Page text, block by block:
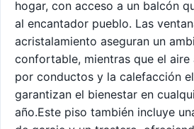
hogar, con acceso a un balcón
al encantador pueblo. Las
acristalamiento aseguran un
confortable, mientras que el aire
por conductos y la calefacción
garantizan el bienestar en
año.Este piso también incluye